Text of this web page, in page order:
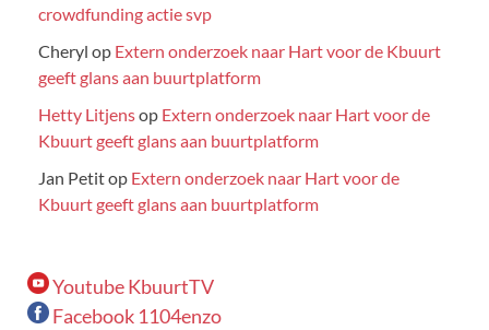
crowdfunding actie svp
Cheryl op Extern onderzoek naar Hart voor de Kbuurt
geeft glans aan buurtplatform
Hetty Litjensop Extern onderzoek naar Hart voor de
Kbuurt geeft glans aan buurtplatform
Jan Petitop Extern onderzoek naar Hart voor de
Kbuurt geeft glans aan buurtplatform
Youtube KbuurtTV
Facebook 1104enzo